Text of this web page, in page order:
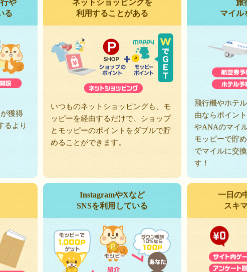
や
る
獲得
るより
ネットショッピングを
利用することがある
いつものネットショッピングも、モ
ッピーを経由するだけで、ショップ
とモッピーのポイントをダブルで貯
めることができます。
旅
マイル
飛行機やホテ
由ならポイン
やANAのマイ
モッピーで貯
でマイルに交
す！
InstagramやXなど
SNSを利用している
一日の
スキ